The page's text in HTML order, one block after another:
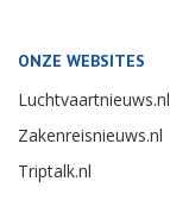
ONZE WEBSITES
Luchtvaartnieuws.nl
Zakenreisnieuws.nl
Triptalk.nl